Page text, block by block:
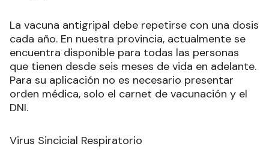
La vacuna antigripal debe repetirse con una dosis
cada año. En nuestra provincia, actualmente se
encuentra disponible para todas las personas
que tienen desde seis meses de vida en adelante.
Para su aplicación no es necesario presentar
orden médica, solo el carnet de vacunación y el
DNI.
Virus Sincicial Respiratorio